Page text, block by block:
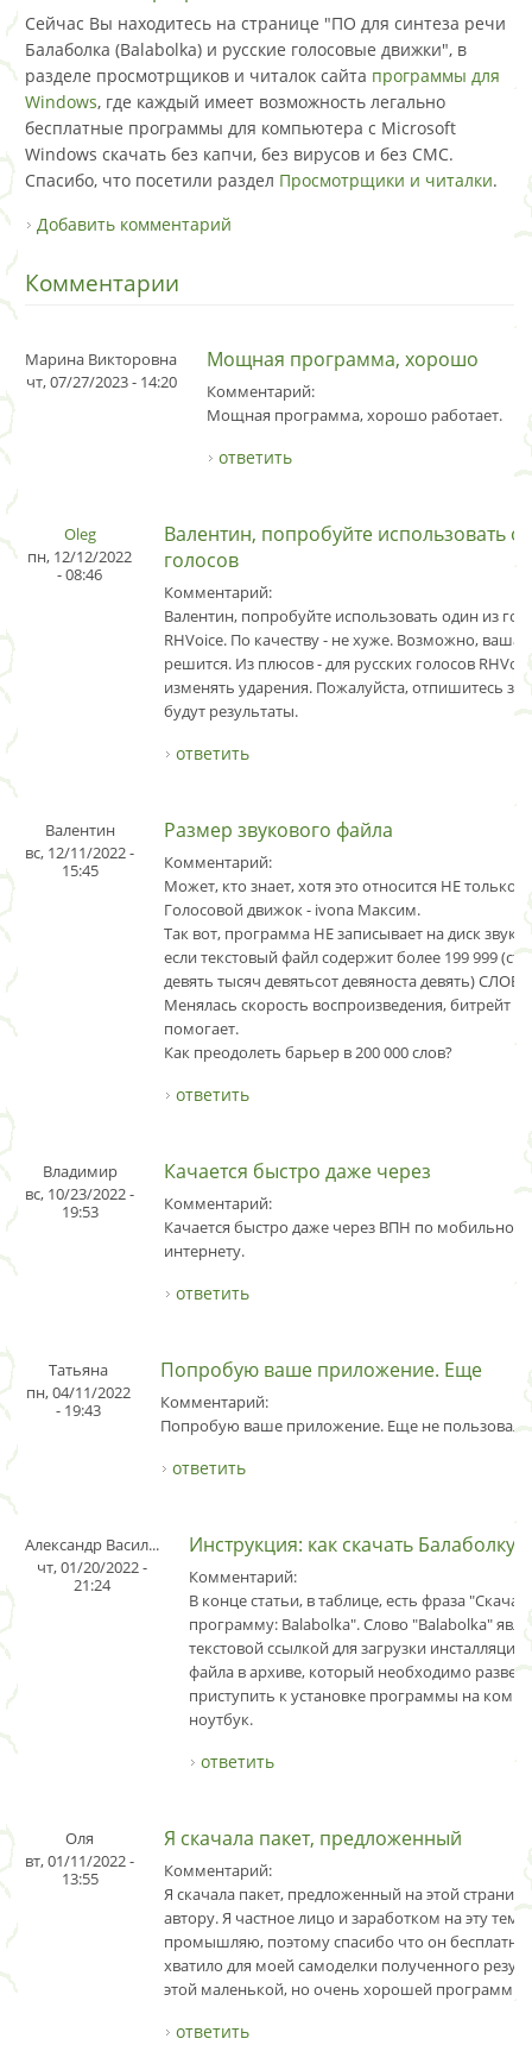
Сейчас Вы находитесь на странице "ПО для синтеза речи
Балаболка (Balabolka) и русские голосовые движки", в
разделе просмотрщиков и читалок сайта программы для
Windows, где каждый имеет возможность легально
бесплатные программы для компьютера с Microsoft
Windows скачать без капчи, без вирусов и без СМС.
Спасибо, что посетили раздел Просмотрщики и читалки.
Добавить комментарий
Комментарии
Марина Викторовна
чт, 07/27/2023 - 14:20
Мощная программа, хорошо
Комментарий:
Мощная программа, хорошо работает.
ответить
Oleg
пн, 12/12/2022
- 08:46
Валентин, попробуйте использовать
голосов
Комментарий:
Валентин, попробуйте использовать один из
RHVoice. По качеству - не хуже. Возможно, ваша
решится. Из плюсов - для русских голосов
изменять ударения. Пожалуйста, отпишитесь
будут результаты.
ответить
Валентин
вс, 12/11/2022 -
15:45
Размер звукового файла
Комментарий:
Может, кто знает, хотя это относится НЕ только
Голосовой движок - ivona Максим.
Так вот, программа НЕ записывает на диск
если текстовый файл содержит более 199 999
девять тысяч девятьсот девяноста девять) СЛОВ.
Менялась скорость воспроизведения, битрейт -
помогает.
Как преодолеть барьер в 200 000 слов?
ответить
Владимир
вс, 10/23/2022 -
19:53
Качается быстро даже через
Комментарий:
Качается быстро даже через ВПН по
интернету.
ответить
Татьяна
пн, 04/11/2022
- 19:43
Попробую ваше приложение. Еще
Комментарий:
Попробую ваше приложение. Еще не
ответить
Александр Васил...
чт, 01/20/2022 -
21:24
Инструкция: как скачать Балаболку
Комментарий:
В конце статьи, в таблице, есть фраза
программу: Balabolka". Слово "Balabolka"
текстовой ссылкой для загрузки
файла в архиве, который необходимо
приступить к установке программы на
ноутбук.
ответить
Оля
вт, 01/11/2022 -
13:55
Я скачала пакет, предложенный
Комментарий:
Я скачала пакет, предложенный на этой
автору. Я частное лицо и заработком на эту тему
промышляю, поэтому спасибо что он
хватило для моей самоделки полученного
этой маленькой, но очень хорошей программке!
ответить